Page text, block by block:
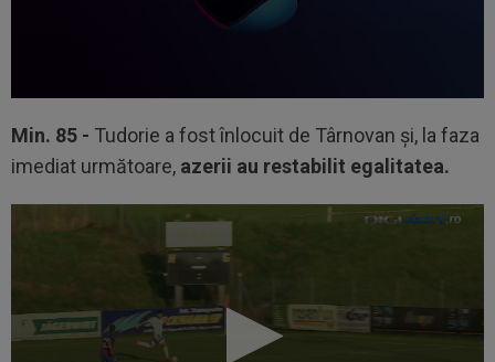
Min. 85 - Tudorie a fost înlocuit de Târnovan şi, la faza
imediat următoare, azerii au restabilit egalitatea.